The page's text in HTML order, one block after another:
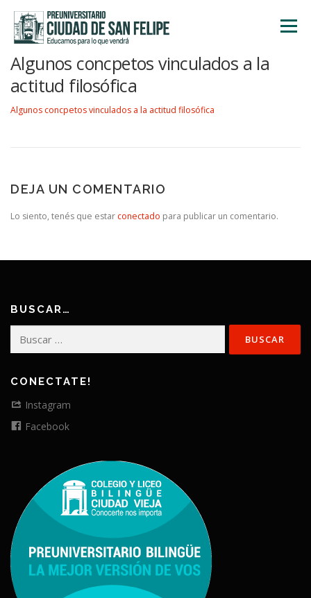
contenido
Menú
INICIO NOSOTROS
Algunos concpetos vinculados a la
actitud filosófica
Algunos concpetos vinculados a la actitud filosófica
DEJA UN COMENTARIO
Lo siento, tenés que estar conectado para publicar un comentario.
BUSCAR…
CONECTATE!
Instagram
Facebook